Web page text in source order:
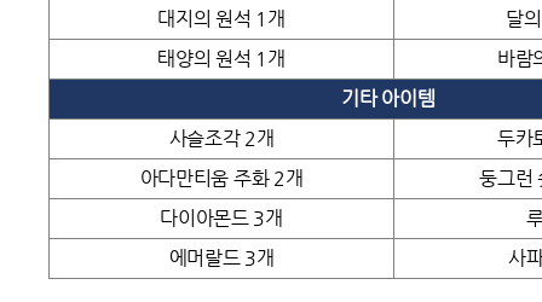
대지의 원석 1개
달
태양의 원석 1개
바람
기타 아이템
사슬조각 2개
두카
아다만티움 주화 2개
둥그
다이아몬드 3개
에머랄드 3개
사